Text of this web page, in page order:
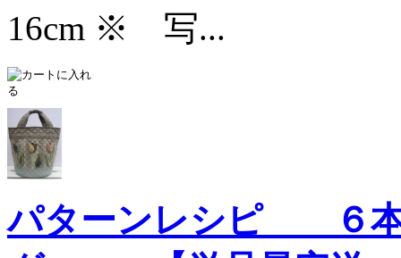
16cm ※ 写...
パターンレシピ ６本